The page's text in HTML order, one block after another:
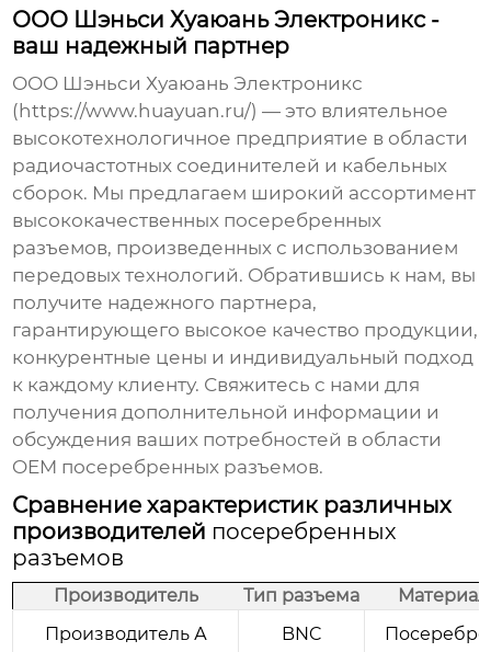
ООО Шэньси Хуаюань Электроникс -
ваш надежный партнер
ООО Шэньси Хуаюань Электроникс
( https://www.huayuan.ru/) — это влиятельное
высокотехнологичное предприятие в области
радиочастотных соединителей и кабельных
сборок. Мы предлагаем широкий ассортимент
высококачественных посеребренных
разъемов, произведенных с использованием
передовых технологий. Обратившись к нам, вы
получите надежного партнера,
гарантирующего высокое качество продукции,
конкурентные цены и индивидуальный подход
к каждому клиенту. Свяжитесь с нами для
получения дополнительной информации и
обсуждения ваших потребностей в области
OEM посеребренных разъемов.
Сравнение характеристик различных
производителей посеребренных
разъемов
Производитель Тип разъема
Материал
Производитель А
BNC